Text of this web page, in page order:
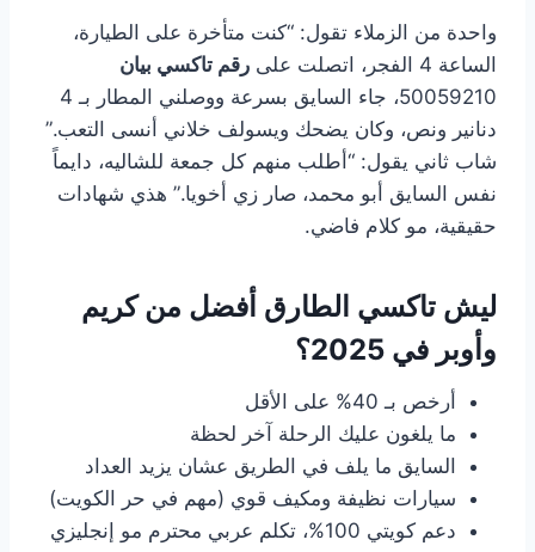
واحدة من الزملاء تقول: “كنت متأخرة على الطيارة،
الساعة 4 الفجر، اتصلت على
رقم تاكسي بيان
50059210، جاء السايق بسرعة ووصلني المطار بـ 4
دنانير ونص، وكان يضحك ويسولف خلاني أنسى التعب.”
شاب ثاني يقول: “أطلب منهم كل جمعة للشاليه، دايماً
نفس السايق أبو محمد، صار زي أخويا.” هذي شهادات
حقيقية، مو كلام فاضي.
ليش تاكسي الطارق أفضل من كريم
وأوبر في 2025؟
أرخص بـ 40% على الأقل
ما يلغون عليك الرحلة آخر لحظة
السايق ما يلف في الطريق عشان يزيد العداد
سيارات نظيفة ومكيف قوي (مهم في حر الكويت)
دعم كويتي 100%، تكلم عربي محترم مو إنجليزي